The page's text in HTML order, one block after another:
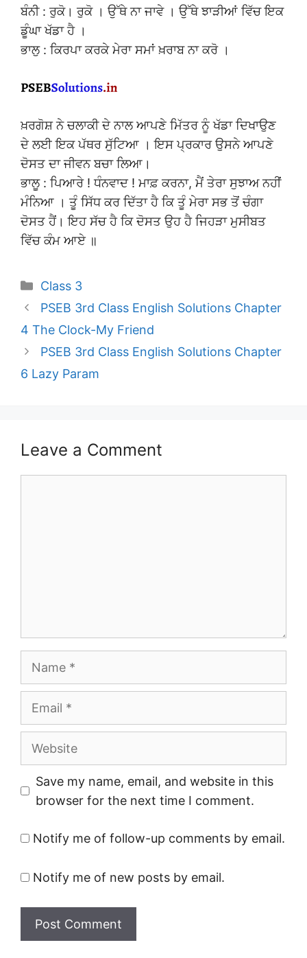
ਬੰਨੀ : ਰੁਕੋ। ਰੁਕੋ । ਉੱਥੇ ਨਾ ਜਾਵੇ । ਉੱਥੇ ਝਾੜੀਆਂ ਵਿੱਚ ਇਕ
ਡੂੰਘਾ ਖੱਡਾ ਹੈ ।
ਭਾਲੁ : ਕਿਰਪਾ ਕਰਕੇ ਮੇਰਾ ਸਮਾਂ ਖ਼ਰਾਬ ਨਾ ਕਰੋ ।
ਖ਼ਰਗੋਸ਼ ਨੇ ਚਲਾਕੀ ਦੇ ਨਾਲ ਆਪਣੇ ਮਿੱਤਰ ਨੂੰ ਖੱਡਾ ਦਿਖਾਉਣ
ਦੇ ਲਈ ਇਕ ਪੱਥਰ ਸੁੱਟਿਆ । ਇਸ ਪ੍ਰਕਾਰ ਉਸਨੇ ਆਪਣੇ
ਦੋਸਤ ਦਾ ਜੀਵਨ ਬਚਾ ਲਿਆ।
ਭਾਲੂ : ਪਿਆਰੇ ! ਧੰਨਵਾਦ ! ਮਾਫ਼ ਕਰਨਾ, ਮੈਂ ਤੇਰਾ ਸੁਝਾਅ ਨਹੀਂ
ਮੰਨਿਆ । ਤੂੰ ਸਿੱਧ ਕਰ ਦਿੱਤਾ ਹੈ ਕਿ ਤੂੰ ਮੇਰਾ ਸਭ ਤੋਂ ਚੰਗਾ
ਦੋਸਤ ਹੈਂ। ਇਹ ਸੱਚ ਹੈ ਕਿ ਦੋਸਤ ਉਹ ਹੈ ਜਿਹੜਾ ਮੁਸੀਬਤ
ਵਿੱਚ ਕੰਮ ਆਏ ॥
Categories
Class 3
PSEB 3rd Class English Solutions Chapter
4 The Clock-My Friend
PSEB 3rd Class English Solutions Chapter
6 Lazy Param
Leave a Comment
Website
Save my name, email, and website in this
browser for the next time I comment.
Notify me of follow-up comments by email.
Notify me of new posts by email.